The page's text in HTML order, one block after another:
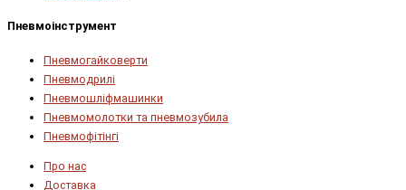
Пневмоінструмент
Пневмогайковерти
Пневмодрилі
Пневмошліфмашинки
Пневмомолотки та пневмозубила
Пневмофітінгі
Про нас
Доставка